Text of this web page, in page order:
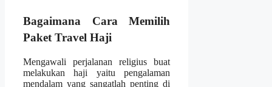
Bagaimana Cara Memilih
Paket Travel Haji
Mengawali perjalanan religius buat
melakukan haji yaitu pengalaman
mendalam yang sangatlah penting di